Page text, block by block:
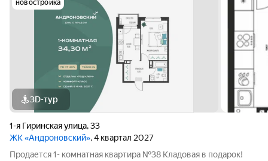
новостройка
3D-тур
1-я Гиринская улица,33
ЖК «Андроновский», 4 квартал 2027
Продается 1- комнатная квартира №38 Кладовая в подарок!